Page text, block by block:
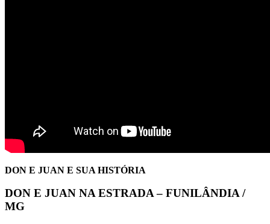
DON E JUAN E SUA HISTÓRIA
DON E JUAN NA ESTRADA – FUNILÂNDIA /
MG